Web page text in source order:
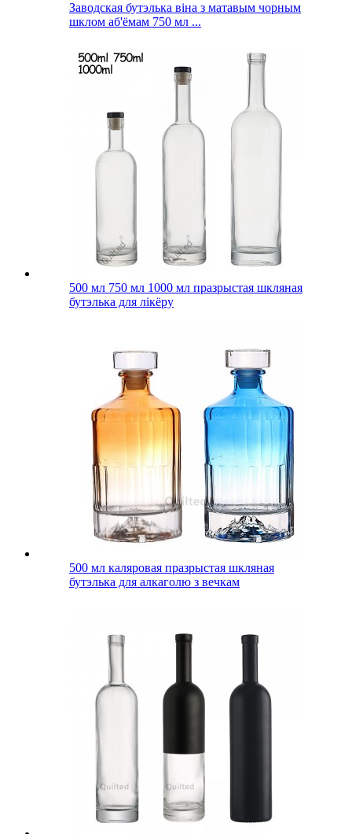
Заводская бутэлька віна з матавым чорным
шклом аб'ёмам 750 мл ...
500 мл 750 мл 1000 мл празрыстая шкляная
бутэлька для лікёру
500 мл каляровая празрыстая шкляная
бутэлька для алкаголю з вечкам